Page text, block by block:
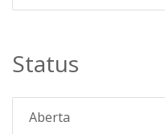
Status
Aberta